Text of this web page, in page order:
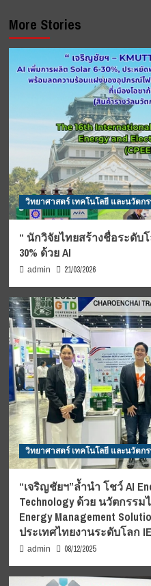
More Stories
วิทยาศาสตร์ เทคโนโลยี และนวัตก
“ นักวิจัยไทยสร้างชื่อระดับ
30% ด้วย AI
admin 21/03/2026
วิทยาศาสตร์ เทคโนโลยี และนวัตก
“เจริญชัยฯ”ล้ำนำ โชว์ AI
Technology ด้วย นวัตกรรม
Energy Management
ประเทศไทยงานระดับโลก
admin 08/12/2025